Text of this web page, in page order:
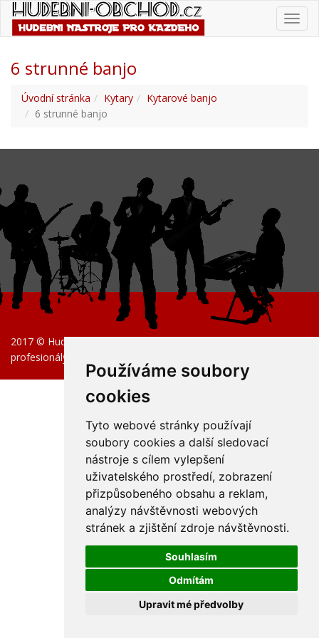
Používáme soubory
cookies
Tyto webové stránky používají
soubory cookies a další sledovací
nástroje s cílem vylepšení
uživatelského prostředí, zobrazení
přizpůsobeného obsahu a reklam,
analýzy návštěvnosti webových
stránek a zjištění zdroje návštěvnosti.
Souhlasím
Odmítám
Upravit mé předvolby
6 strunné banjo
Úvodní stránka Kytary
Kytarové banjo
6 strunné banjo
2017 © Hudební nástroje pro začátečníky, pokročilé i
profesionály.